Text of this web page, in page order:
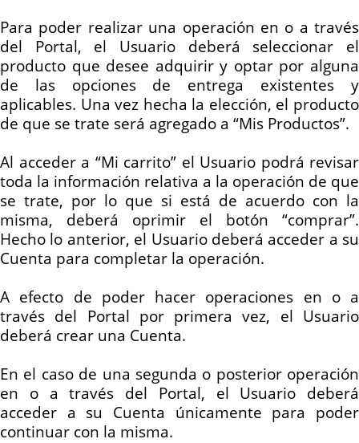
Para poder realizar una operación en o a través
del Portal, el Usuario deberá seleccionar el
producto que desee adquirir y optar por alguna
de las opciones de entrega existentes y
aplicables. Una vez hecha la elección, el producto
de que se trate será agregado a “Mis Productos”.
Al acceder a “Mi carrito” el Usuario podrá revisar
toda la información relativa a la operación de que
se trate, por lo que si está de acuerdo con la
misma, deberá oprimir el botón “comprar”.
Hecho lo anterior, el Usuario deberá acceder a su
Cuenta para completar la operación.
A efecto de poder hacer operaciones en o a
través del Portal por primera vez, el Usuario
deberá crear una Cuenta.
En el caso de una segunda o posterior operación
en o a través del Portal, el Usuario deberá
acceder a su Cuenta únicamente para poder
continuar con la misma.